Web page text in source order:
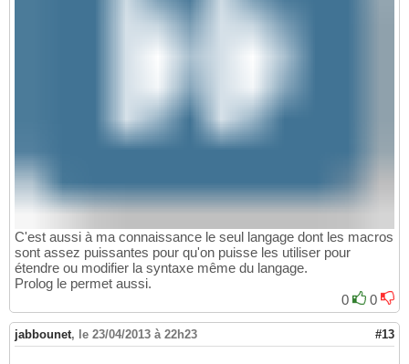
C'est aussi à ma connaissance le seul langage dont les macros
sont assez puissantes pour qu'on puisse les utiliser pour
étendre ou modifier la syntaxe même du langage.
Prolog le permet aussi.
0
0
jabbounet, le 23/04/2013 à 22h23 #13